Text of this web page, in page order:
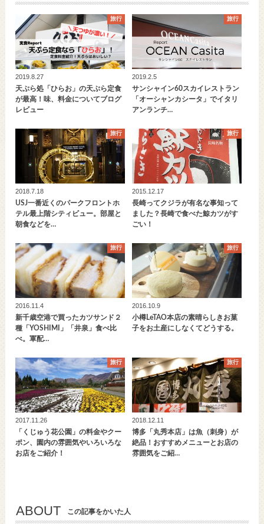
旅行
2019.8.27
天ぷら処「ひらお」の天ぷら定食
が最高！味、料金についてブログ
レビュー
旅行
2019.2.5
サンシャイン60スカイレストラン
「オーシャンカシータ」でイタリ
アンランチ…
旅行
2018.7.18
USJ一番近くのパークフロントホ
テル最上階シティビュー。部屋と
朝食などを…
旅行
2015.12.17
長崎ってクジラが有名な事知って
ました？長崎で食べた鯨カツがす
ごい！
旅行
2016.11.4
新千歳空港で買ったカツサンド２
種「YOSHIMI」「井泉」食べ比
べ。軍配…
旅行
2016.10.9
小樽LeTAO本店の素晴らしきお菓
子をお土産にしなくてどうする。
旅行
2017.11.26
「くじゅう花公園」の料金やクー
ポン、園内の雰囲気やいろいろな
お店をご紹介！
旅行
2018.12.11
博多「丸秀本店」は魚（刺身）が
絶品！おすすめメニューとお店の
雰囲気をご紹…
ABOUT この記事をかいた人